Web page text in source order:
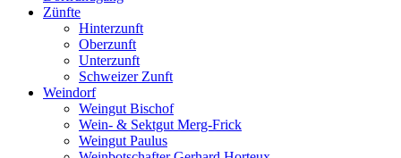
Zünfte
Hinterzunft
Oberzunft
Unterzunft
Schweizer Zunft
Weindorf
Weingut Bischof
Wein- & Sektgut Merg-Frick
Weingut Paulus